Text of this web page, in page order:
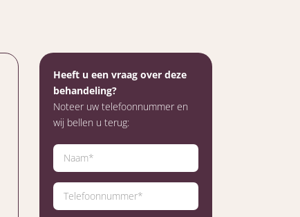
Heeft u een vraag over deze
behandeling?
Noteer uw telefoonnummer en
wij bellen u terug: